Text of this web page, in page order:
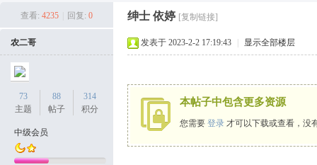
查看: 4235 回复: 0 绅士 依婷 [复制链接]
农二哥
73
主题
88
帖子
314
积分
中级会员
发表于 2023-2-2 17:19:43 显示全部楼层
本帖子中包含更多资源
您需要 登录 才可以下载或查看，没